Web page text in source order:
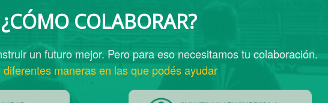
¿CÓMO COLABORAR?
un futuro mejor. Pero para eso necesitamos tu colaboración.
diferentes maneras en las que podés ayudar